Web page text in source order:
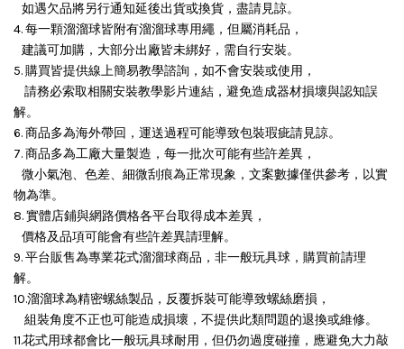
如遇欠品將另行通知延後出貨或換貨，盡請見諒。
4. 每一顆溜溜球皆附有溜溜球專用繩，但屬消耗品，
建議可加購，大部分出廠皆未綁好，需自行安裝。
5. 購買皆提供線上簡易教學諮詢，如不會安裝或使用，
請務必索取相關安裝教學影片連結，避免造成器材損壞與認知誤
解。
6. 商品多為海外帶回，運送過程可能導致包裝瑕疵請見諒。
7. 商品多為工廠大量製造，每一批次可能有些許差異，
微小氣泡、色差、細微刮痕為正常現象，文案數據僅供參考，以實
物為準。
8. 實體店鋪與網路價格各平台取得成本差異，
價格及品項可能會有些許差異請理解。
9. 平台販售為專業花式溜溜球商品，非一般玩具球，購買前請理
解。
10.溜溜球為精密螺絲製品，反覆拆裝可能導致螺絲磨損，
組裝角度不正也可能造成損壞， 不提供此類問題的退換或維修。
11.花式用球都會比一般玩具球耐用，但仍勿過度碰撞，應避免大力敲